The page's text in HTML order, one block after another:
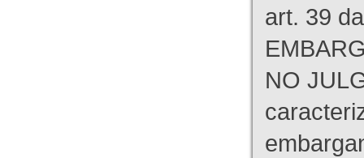
art. 39
NO